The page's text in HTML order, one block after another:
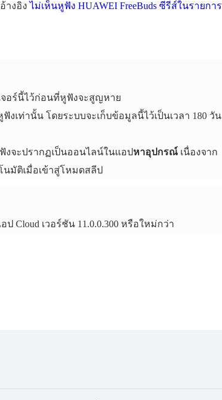
างอิงไม่เห็นหูฟัง HUAWEI FreeBuds ซีรีส์ในรายการ
จอร์นี้ไว้ก่อนที่หูฟังจะสูญหาย
ท่านั้น โดยระบบจะเก็บข้อมูลนี้ไว้เป็นเวลา 180 วัน
จะปรากฏเป็นออนไลน์ในแอปหาอุปกรณ์เนื่องจาก
นมัติเมื่อเข้าสู่โหมดสลีป
Cloud เวอร์ชัน 11.0.0.300 หรือใหม่กว่า